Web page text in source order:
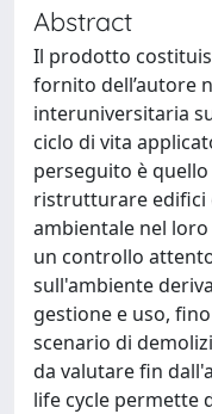
Abstract
Il prodotto
fornito dell’autore
interuniversitaria
ciclo di vita
perseguito è
ristrutturare edifici
ambientale nel
un controllo
sull'ambiente
gestione e uso,
scenario di
da valutare fin
life cycle permette